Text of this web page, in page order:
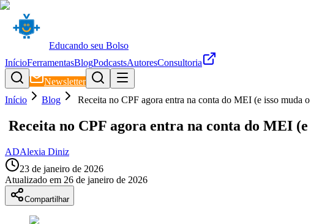
Educando seu Bolso
InícioFerramentasBlogPodcastsAutoresConsultoria
Newsletter
Início
Blog Receita no CPF agora entra na conta do MEI (e isso muda
Receita no CPF agora entra na conta do MEI (e
ADAlexia Diniz
23 de janeiro de 2026
Atualizado em 26 de janeiro de 2026
Compartilhar